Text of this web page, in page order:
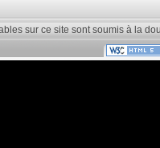
sur ce site sont soumis à la